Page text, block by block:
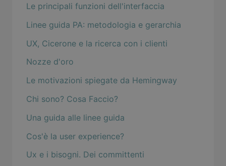
Le principali funzioni dell'interfaccia
Linee guida PA: metodologia e gerarchia
UX, Cicerone e la ricerca con i clienti
Nozze d'oro
Le motivazioni spiegate da Hemingway
Chi sono? Cosa Faccio?
Una guida alle linee guida
Cos'è la user experience?
Ux e i bisogni. Dei committenti